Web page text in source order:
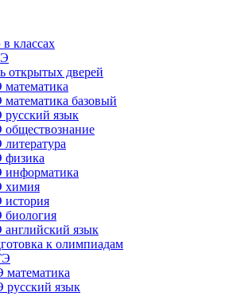
классах
открытых дверей
базовый
язык
физика
информатика
химия
язык
к олимпиадам
язык